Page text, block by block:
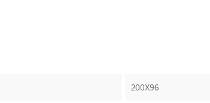
200X96